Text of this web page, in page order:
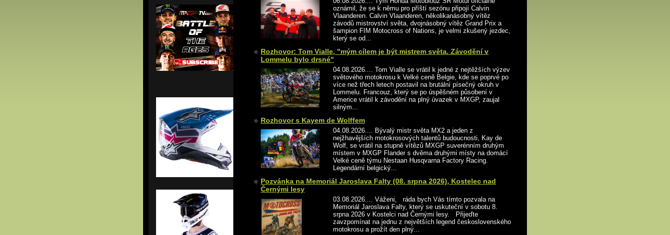
oznámil, že se k němu pro příští sezónu připojí Calvin
Vlaanderen. Calvin Vlaanderen, několikanásobný vítěz
závodů mistrovství světa, dvojnásobný vítěz Grand Prix a
šampion FIM Motocross of Nations, je velmi zkušený jezdec,
který se od...
Rozhovor: Tom Vialle, "mým cílem je být mistrem světa. Závodění v
Lommelu bylo drsné"
04.08.2026.... Tom Vialle se vrátil k jedné z nejtěžších výzev
světového motokrosu k Velké ceně Belgie, kde se poprvé po
více než třech letech postavil na brutální písečný okruh v
Lommelu. Francouz, který se po úspěšném působení v
Americe vrátil k závodění na plný úvazek v MXGP, zaujal
silným...
Rozhovor s Kayem de Wolffem
04.08.2026.... Bývalý mistr světa MX2 a jeden z
nejžhavějších motokrosových talentů budoucnosti, Kay de
Wolf, se vrátil na stupně vítězů MXGP suverénním druhým
místem v MXGP Flander s dvěma druhými místy na domácí
Velké ceně týmu Nestaan ​​Husqvarna Factory Racing.
Legendární belgický...
Pozvánka na Memoriál Jaroslava Falty (08. srpna 2026), Kostelec nad
Černými lesy
03.08.2026.... Váženi, ráda bych Vás tímto pozvala na
Memoriál Jaroslava Falty, který se uskuteční v sobotu 8.
srpna 2026 v Kostelci nad Černými lesy. Přijeďte
zavzpomínat na jednu z největších legend československého
motokrosu a prožít den plný...